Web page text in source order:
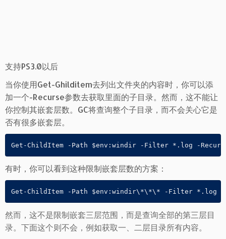
支持PS3.0以后
当你使用Get-Ghilditem去列出文件夹的内容时，你可以添
加一个-Recurse参数去获取里面的子目录。然而，这不能让
你控制其嵌套层数。GC将查询整个子目录，而不会关心它是
否有很多嵌套层。
Get-ChildItem -Path $env:windir -Filter *.log -
有时，你可以看到这种限制嵌套层数的方案：
Get-ChildItem -Path $env:windir\*\*\* -Filter *.log -
然而，这不是限制嵌套三层范围，而是查询全部的第三层目
录。下面这个则不会，例如获取一、二层目录所有内容。